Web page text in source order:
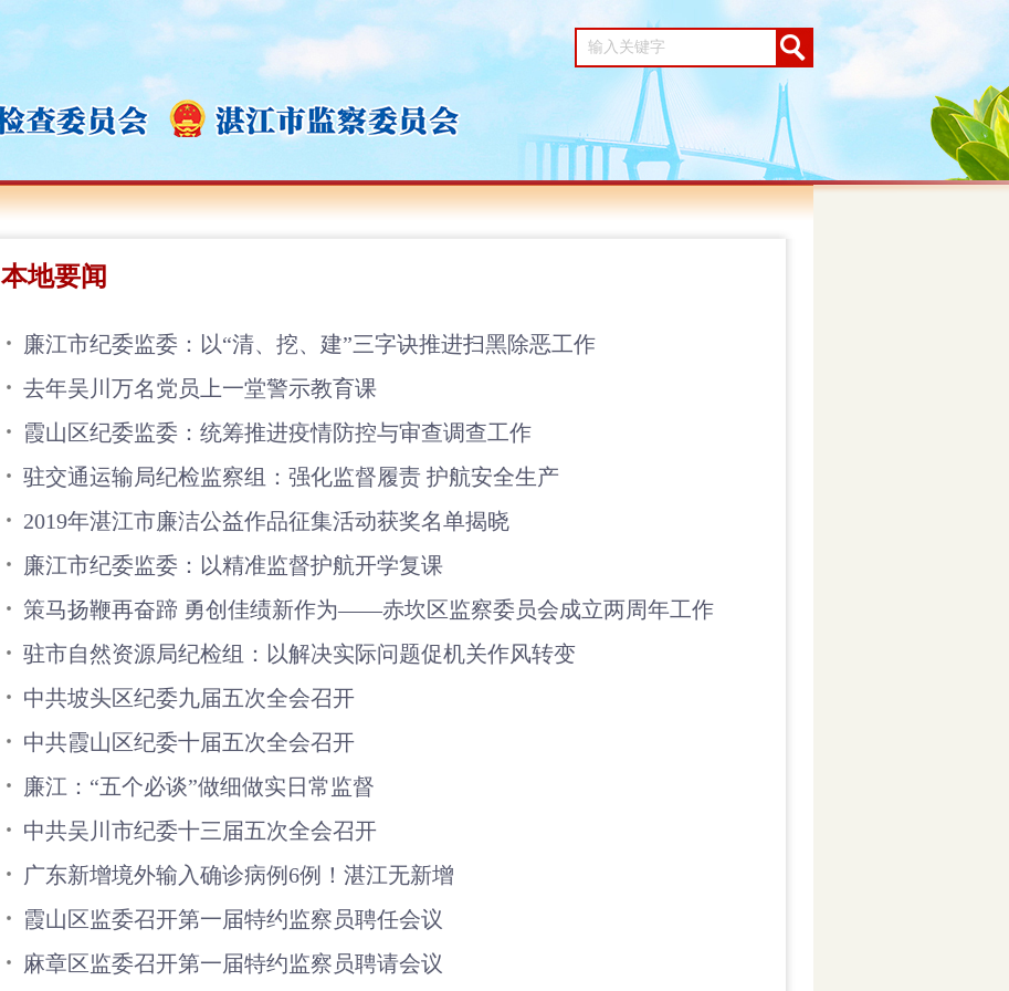
本地要闻
廉江市纪委监委：以“清、挖、建”三字诀推进扫黑除恶工作
去年吴川万名党员上一堂警示教育课
霞山区纪委监委：统筹推进疫情防控与审查调查工作
驻交通运输局纪检监察组：强化监督履责 护航安全生产
2019年湛江市廉洁公益作品征集活动获奖名单揭晓
廉江市纪委监委：以精准监督护航开学复课
策马扬鞭再奋蹄 勇创佳绩新作为——赤坎区监察委员会成立两周年工作
驻市自然资源局纪检组：以解决实际问题促机关作风转变
中共坡头区纪委九届五次全会召开
中共霞山区纪委十届五次全会召开
廉江：“五个必谈”做细做实日常监督
中共吴川市纪委十三届五次全会召开
广东新增境外输入确诊病例6例！湛江无新增
霞山区监委召开第一届特约监察员聘任会议
麻章区监委召开第一届特约监察员聘请会议